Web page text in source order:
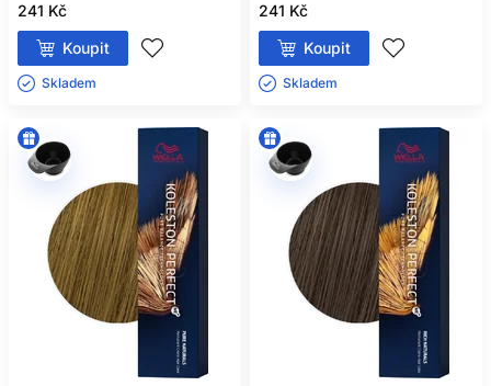
241 Kč
Koupit
Skladem ㅤ
241 Kč
Koupit
Skladem ㅤ